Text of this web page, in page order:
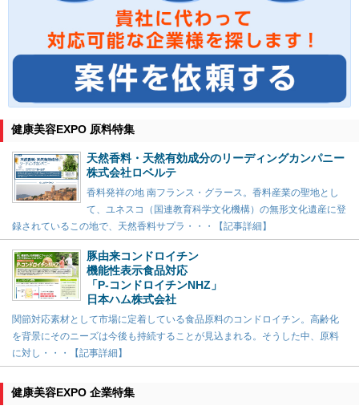
健康美容EXPO 原料特集
天然香料・天然有効成分のリーディングカンパニー
株式会社ロベルテ
香料発祥の地 南フランス・グラース。香料産業の聖地とし
て、ユネスコ（国連教育科学文化機構）の無形文化遺産に登
録されているこの地で、天然香料サプラ・・・【記事詳細】
豚由来コンドロイチン
機能性表示食品対応
「P-コンドロイチンNHZ」
日本ハム株式会社
関節対応素材として市場に定着している食品原料のコンドロイチン。高齢化
を背景にそのニーズは今後も持続することが見込まれる。そうした中、原料
に対し・・・【記事詳細】
健康美容EXPO 企業特集